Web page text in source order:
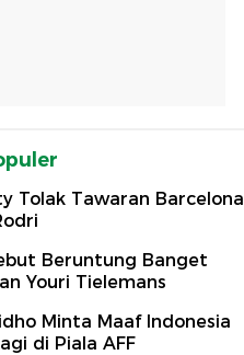
Tolak Tawaran Barcelona
Beruntung Banget
Youri Tielemans
Minta Maaf Indonesia
di Piala AFF